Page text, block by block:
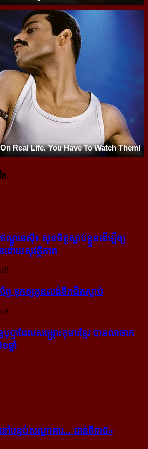
ណ្ឌូនេស៊ី៖ សុខចិត្ត​ស្លាប់​ខ្លួន​ដើម្បី​ឲ្យ​
ដោយ​សុវត្ថិភាព
ព្ទ ទុក​ឲ្យ​កូន​លង់​ទឹក​ជិត​ស្លាប់
ប្ផា​ដែល​សង្គ្រោះ​កុមារ​ខ្មែរ​ បាន​លាចាក​
នាំ
នៅបន្ទប់សណ្ឋាគារ... ជាន់ទី៣៥»